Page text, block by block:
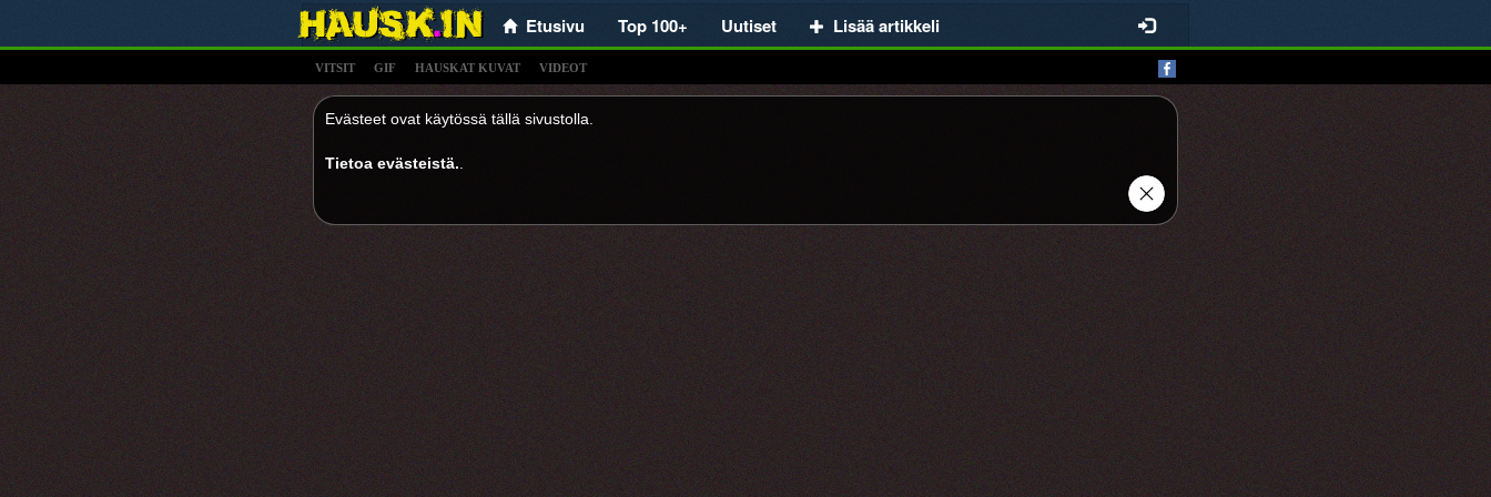
Etusivu Top 100+ Uutiset Lisää artikkeli
VITSIT GIF HAUSKAT KUVAT VIDEOT
Evästeet ovat käytössä tällä sivustolla.
Tietoa evästeistä.